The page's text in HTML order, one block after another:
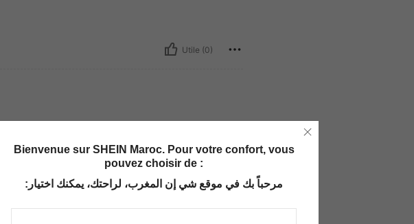
Utile (0)
Bienvenue sur SHEIN Maroc. Pour votre confort, vous
pouvez choisir de :
مرحباً بك في موقع شي إن المغرب، لراحتك، يمكنك اختيار: